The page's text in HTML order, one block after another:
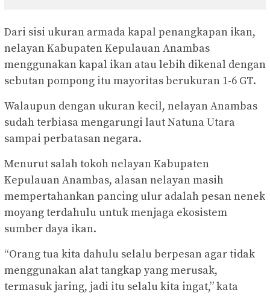
Dari sisi ukuran armada kapal penangkapan ikan,
nelayan Kabupaten Kepulauan Anambas
menggunakan kapal ikan atau lebih dikenal dengan
sebutan pompong itu mayoritas berukuran 1-6 GT.
Walaupun dengan ukuran kecil, nelayan Anambas
sudah terbiasa mengarungi laut Natuna Utara
sampai perbatasan negara.
Menurut salah tokoh nelayan Kabupaten
Kepulauan Anambas, alasan nelayan masih
mempertahankan pancing ulur adalah pesan nenek
moyang terdahulu untuk menjaga ekosistem
sumber daya ikan.
“Orang tua kita dahulu selalu berpesan agar tidak
menggunakan alat tangkap yang merusak,
termasuk jaring, jadi itu selalu kita ingat,” kata